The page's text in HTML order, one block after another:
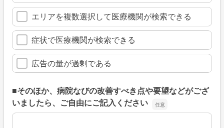
エリアを複数選択して医療機関が検索できる
症状で医療機関が検索できる
広告の量が過剰である
■そのほか、病院なびの改善すべき点や要望などがござ
いましたら、ご自由にご記入ください
■そのほか、病院なびの改善すべき点や要望などがござい